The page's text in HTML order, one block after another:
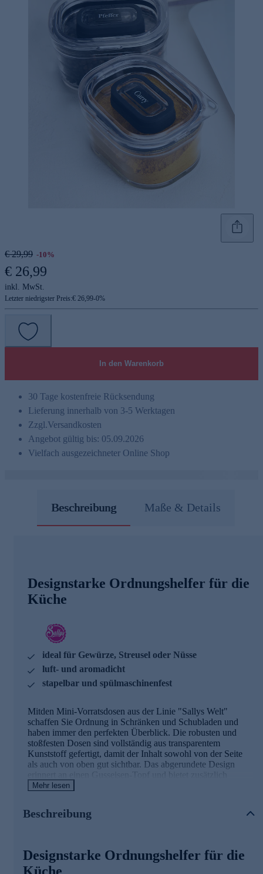
€ 29,99 -10%
€ 26,99
inkl. MwSt.
Letzter niedrigster Preis:€ 26,99-0%
In den Warenkorb
30 Tage kostenfreie Rücksendung
Lieferung innerhalb von 3-5 Werktagen
Zzgl.Versandkosten
Angebot gültig bis: 05.09.2026
Vielfach ausgezeichneter Online Shop
Beschreibung Maße & Details
Designstarke Ordnungshelfer für die
Küche
ideal für Gewürze, Streusel oder Nüsse
luft- und aromadicht
stapelbar und spülmaschinenfest
Mitden Mini-Vorratsdosen aus der Linie "Sallys Welt"
schaffen Sie Ordnung in Schränken und Schubladen und
haben immer den perfekten Überblick. Die robusten und
stoßfesten Dosen sind vollständig aus transparentem
Kunststoff gefertigt, damit der Inhalt sowohl von der Seite
als auch von oben gut sichtbar. Das abgerundete Design
erinnert an einen Gusseisen-Topf und bietet zusätzlich
Stabilität. Die Dichtung aus Platinsilikon schließt luft- und
lässt sich mühelos über die Lasche an der Ecke öffnen. Die
stabil übereinander und kippen beim Öffnen von Schränken
und Schubladen nicht.
Mehr lesen
Beschreibung
Designstarke Ordnungshelfer für die
Küche